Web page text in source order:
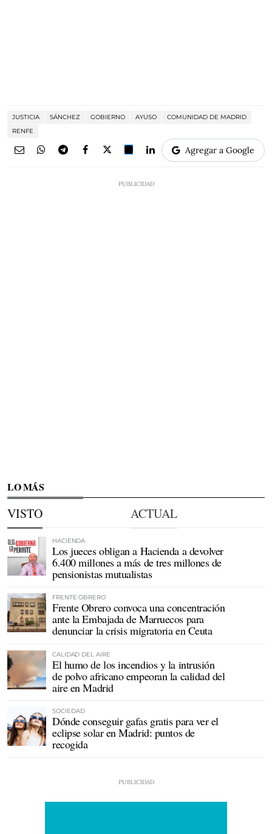
JUSTICIA SÁNCHEZ GOBIERNO AYUSO
COMUNIDAD DE MADRID
RENFE
Agregar a Google
LO MÁS
VISTO ACTUAL
HACIENDA
Los jueces obligan a Hacienda a devolver
6.400 millones a más de tres millones de
pensionistas mutualistas
FRENTE OBRERO
Frente Obrero convoca una concentración
ante la Embajada de Marruecos para
denunciar la crisis migratoria en Ceuta
CALIDAD DEL AIRE
El humo de los incendios y la intrusión
de polvo africano empeoran la calidad del
aire en Madrid
SOCIEDAD
Dónde conseguir gafas gratis para ver el
eclipse solar en Madrid: puntos de
recogida